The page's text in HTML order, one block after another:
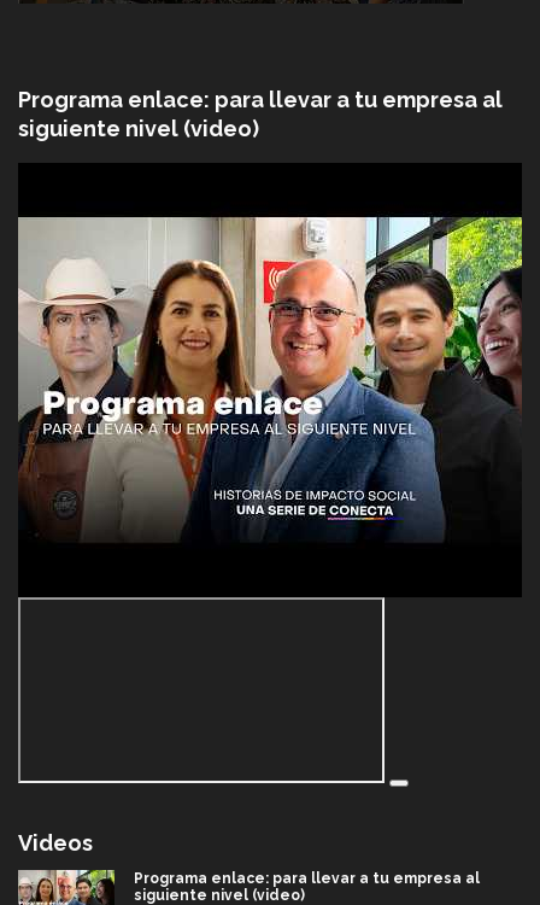
Programa enlace: para llevar a tu empresa al
siguiente nivel (video)
Videos
Programa enlace: para llevar a tu empresa al
siguiente nivel (video)